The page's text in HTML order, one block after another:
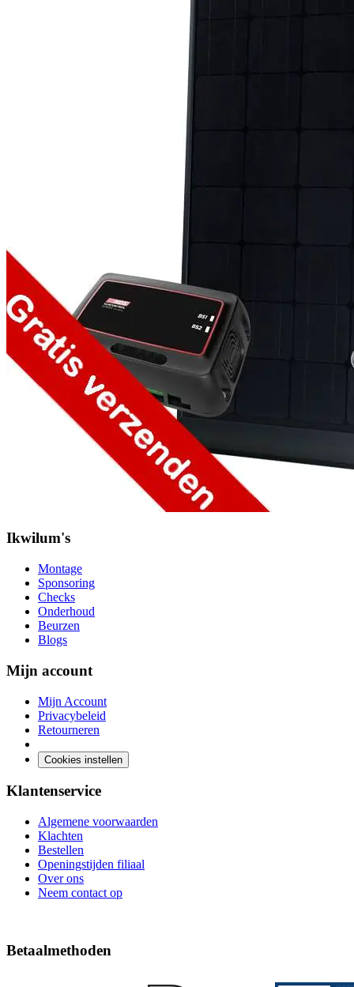
Ikwilum's
Montage
Sponsoring
Checks
Onderhoud
Beurzen
Blogs
Mijn account
Mijn Account
Privacybeleid
Retourneren
Cookies instellen
Klantenservice
Algemene voorwaarden
Klachten
Bestellen
Openingstijden filiaal
Over ons
Neem contact op
Betaalmethoden